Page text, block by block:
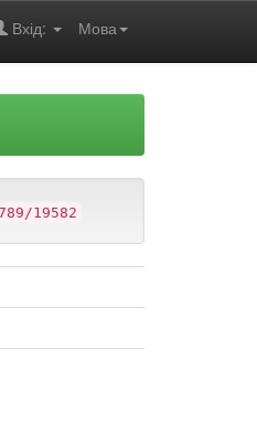
Мова
Вхід:
19582